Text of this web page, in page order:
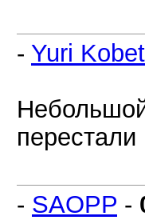
- Yuri
перестали
- SAOPP -